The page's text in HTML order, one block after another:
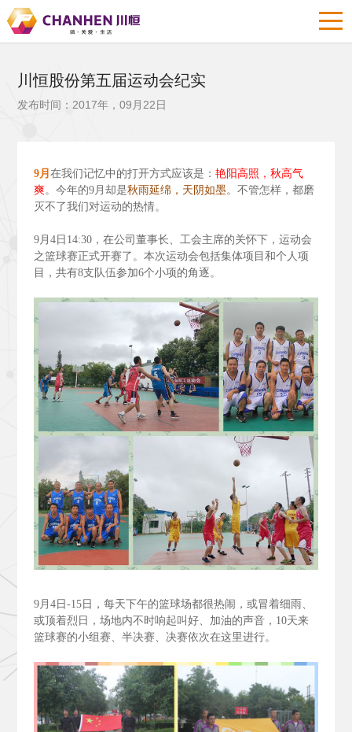
川恒股份第五届运动会纪实
发布时间：2017年，09月22日
9月 在我们记忆中的打开方式应该是： 艳阳高照，秋高气
爽。今年的9月却是秋雨延绵，天阴如墨。不管怎样，都磨
灭不了我们对运动的热情。
9月4日14:30，在公司董事长、工会主席的关怀下，运动会
之篮球赛正式开赛了。本次运动会包括集体项目和个人项
目，共有8支队伍参加6个小项的角逐。
9月4日-15日，每天下午的篮球场都很热闹，或冒着细雨、
或顶着烈日，场地内不时响起叫好、加油的声音，10天来
篮球赛的小组赛、半决赛、决赛依次在这里进行。